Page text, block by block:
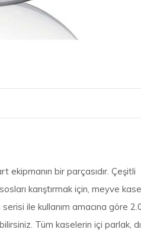
bir parçasıdır. Çeşitli
karıştırmak için, meyve
ile kullanım amacına göre
Tüm kaselerin içi parlak,